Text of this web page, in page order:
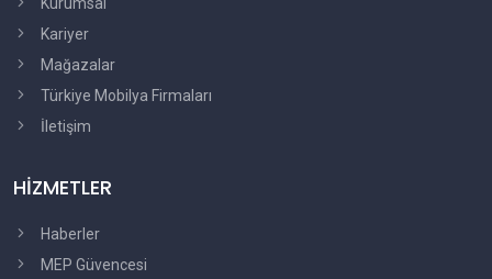
Kariyer
Mağazalar
Türkiye Mobilya Firmaları
İletişim
HİZMETLER
Haberler
MEP Güvencesi